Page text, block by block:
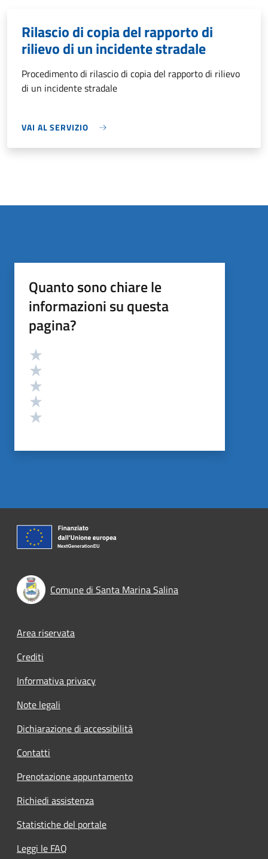
Rilascio di copia del rapporto di
rilievo di un incidente stradale
Procedimento di rilascio di copia del rapporto di rilievo
di un incidente stradale
VAI AL SERVIZIO
Quanto sono chiare le
informazioni su questa
pagina?
Valutazione
Comune di Santa Marina Salina
Footer menu
Area riservata
Crediti
Informativa privacy
Note legali
Dichiarazione di accessibilità
Contatti
Prenotazione appuntamento
Richiedi assistenza
Statistiche del portale
Leggi le FAQ